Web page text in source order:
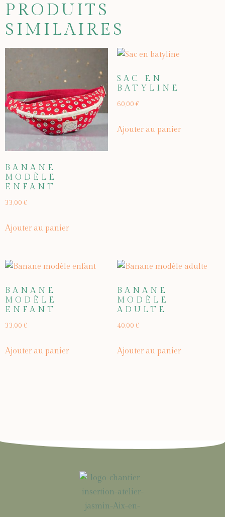
PRODUITS
SIMILAIRES
BANANE
MODÈLE
ENFANT
33,00 €
Ajouter au panier
SAC EN
BATYLINE
60,00 €
Ajouter au panier
BANANE
MODÈLE
ENFANT
33,00 €
Ajouter au panier
BANANE
MODÈLE
ADULTE
40,00 €
Ajouter au panier